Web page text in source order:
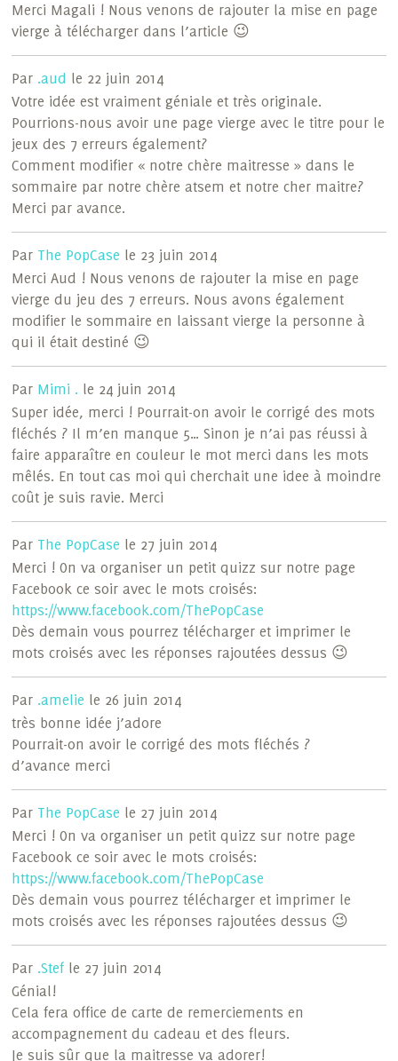
Merci Magali ! Nous venons de rajouter la mise en page
vierge à télécharger dans l’article 😉
Par .aud le 22 juin 2014
Votre idée est vraiment géniale et très originale.
Pourrions-nous avoir une page vierge avec le titre pour le
jeux des 7 erreurs également?
Comment modifier « notre chère maitresse » dans le
sommaire par notre chère atsem et notre cher maitre?
Merci par avance.
Par The PopCase le 23 juin 2014
Merci Aud ! Nous venons de rajouter la mise en page
vierge du jeu des 7 erreurs. Nous avons également
modifier le sommaire en laissant vierge la personne à
qui il était destiné 😉
Par Mimi . le 24 juin 2014
Super idée, merci ! Pourrait-on avoir le corrigé des mots
fléchés ? Il m’en manque 5… Sinon je n’ai pas réussi à
faire apparaître en couleur le mot merci dans les mots
mêlés. En tout cas moi qui cherchait une idee à moindre
coût je suis ravie. Merci
Par The PopCase le 27 juin 2014
Merci ! On va organiser un petit quizz sur notre page
Facebook ce soir avec le mots croisés:
https://www.facebook.com/ThePopCase
Dès demain vous pourrez télécharger et imprimer le
mots croisés avec les réponses rajoutées dessus 😉
Par .amelie le 26 juin 2014
très bonne idée j’adore
Pourrait-on avoir le corrigé des mots fléchés ?
d’avance merci
Par The PopCase le 27 juin 2014
Merci ! On va organiser un petit quizz sur notre page
Facebook ce soir avec le mots croisés:
https://www.facebook.com/ThePopCase
Dès demain vous pourrez télécharger et imprimer le
mots croisés avec les réponses rajoutées dessus 😉
Par .Stef le 27 juin 2014
Génial!
Cela fera office de carte de remerciements en
accompagnement du cadeau et des fleurs.
Je suis sûr que la maitresse va adorer!